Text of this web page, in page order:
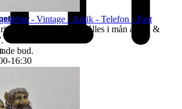
via e-post. Svar erhålles i mån av tid &
16:30
STÄNGT
- Vintage - Antik - Telefon - Fast
.
bud.